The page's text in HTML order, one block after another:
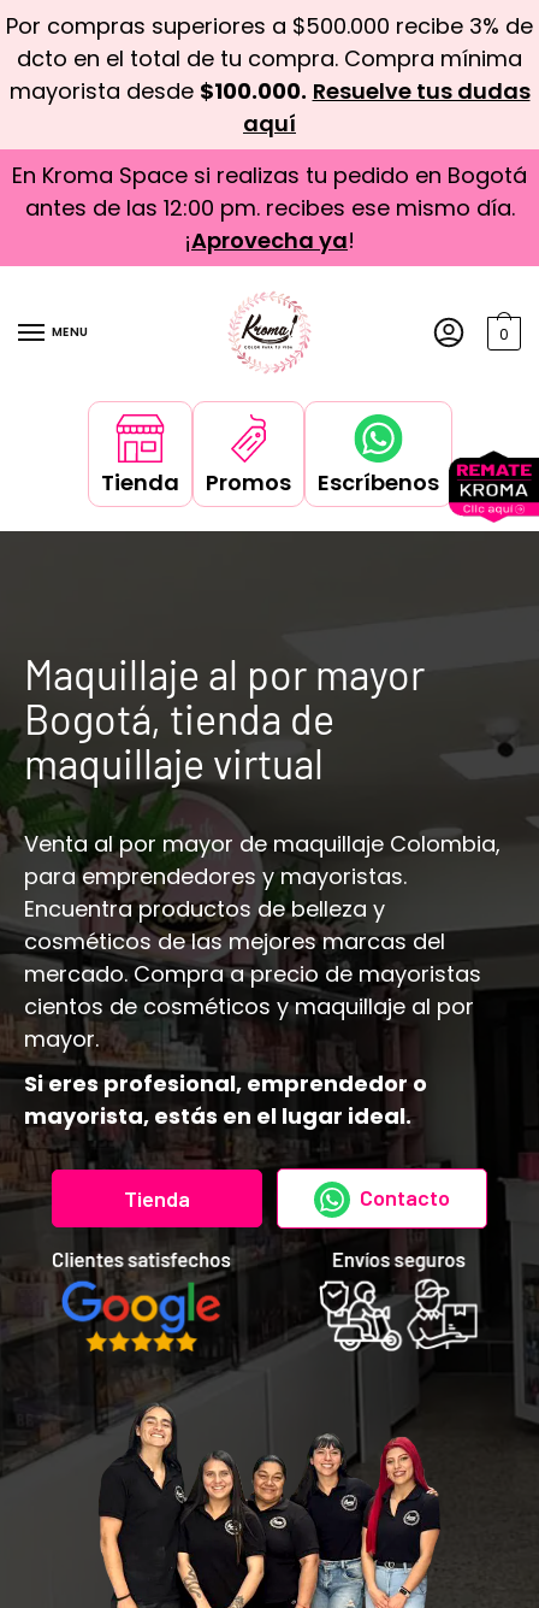
Por compras superiores a $500.000 recibe 3% de
dcto en el total de tu compra. Compra mínima
mayorista desde $100.000. Resuelve tus dudas
aquí
En Kroma Space si realizas tu pedido en Bogotá
antes de las 12:00 pm. recibes ese mismo día.
¡Aprovecha ya!
MENU 0
Tienda Promos Escríbenos
Maquillaje al por mayor
Bogotá, tienda de
maquillaje virtual
Venta al por mayor de maquillaje Colombia,
para emprendedores y mayoristas.
Encuentra productos de belleza y
cosméticos de las mejores marcas del
mercado. Compra a precio de mayoristas
cientos de cosméticos y maquillaje al por
mayor.
Si eres profesional, emprendedor o
mayorista, estás en el lugar ideal.
Tienda Contacto